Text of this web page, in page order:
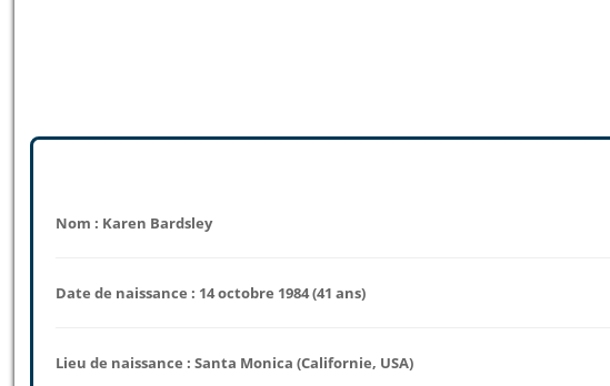
Nom : Karen Bardsley
Date de naissance : 14 octobre 1984 (41 ans)
Lieu de naissance : Santa Monica (Californie, USA)